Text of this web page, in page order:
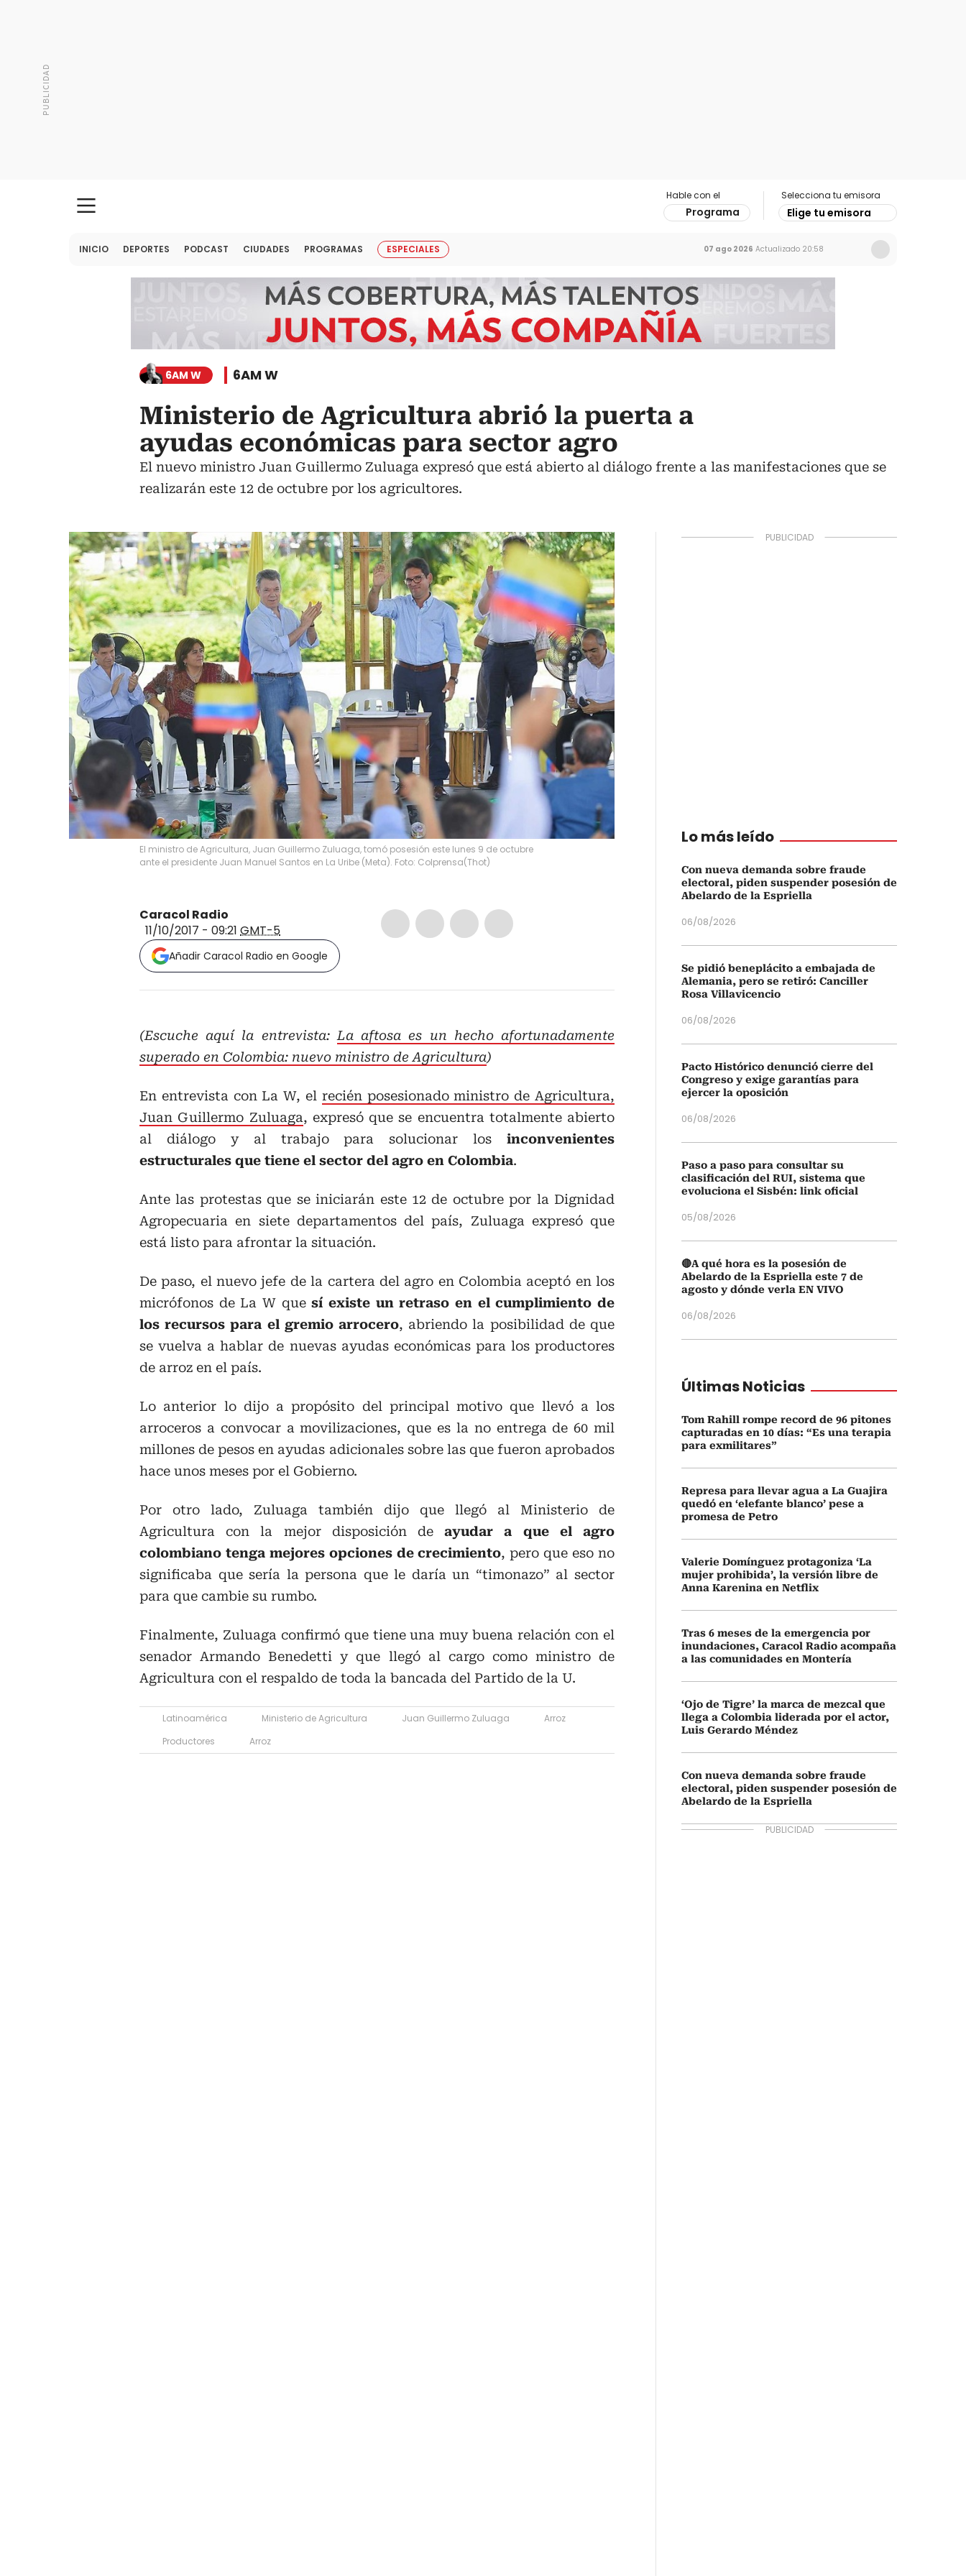
Hable con el
Programa
Selecciona tu emisora
Elige tu emisora
INICIO DEPORTES PODCAST CIUDADES PROGRAMAS ESPECIALES 07 ago 2026 Actualizado 20:58
6AM W 6AM W
Ministerio de Agricultura abrió la puerta a
ayudas económicas para sector agro
El nuevo ministro Juan Guillermo Zuluaga expresó que está abierto al diálogo frente a las manifestaciones que se
realizarán este 12 de octubre por los agricultores.
El ministro de Agricultura, Juan Guillermo Zuluaga, tomó posesión este lunes 9 de octubre
ante el presidente Juan Manuel Santos en La Uribe (Meta). Foto: Colprensa(Thot)
Caracol Radio
11/10/2017 - 09:21 GMT-5
Añadir Caracol Radio en Google
(Escuche aquí la entrevista: La aftosa es un hecho afortunadamente
superado en Colombia: nuevo ministro de Agricultura)
En entrevista con La W, el recién posesionado ministro de Agricultura,
Juan Guillermo Zuluaga, expresó que se encuentra totalmente abierto
al diálogo y al trabajo para solucionar los inconvenientes
estructurales que tiene el sector del agro en Colombia.
Ante las protestas que se iniciarán este 12 de octubre por la Dignidad
Agropecuaria en siete departamentos del país, Zuluaga expresó que
está listo para afrontar la situación.
De paso, el nuevo jefe de la cartera del agro en Colombia aceptó en los
micrófonos de La W quesí existe un retraso en el cumplimiento de
los recursos para el gremio arrocero, abriendo la posibilidad de que
se vuelva a hablar de nuevas ayudas económicas para los productores
de arroz en el país.
Lo anterior lo dijo a propósito del principal motivo que llevó a los
arroceros a convocar a movilizaciones, que es la no entrega de 60 mil
millones de pesos en ayudas adicionales sobre las que fueron aprobados
hace unos meses por el Gobierno.
Por otro lado, Zuluaga también dijo que llegó al Ministerio de
Agricultura con la mejor disposición deayudar a que el agro
colombiano tenga mejores opciones de crecimiento, pero que eso no
significaba que sería la persona que le daría un “timonazo” al sector
para que cambie su rumbo.
Finalmente, Zuluaga confirmó que tiene una muy buena relación con el
senador Armando Benedetti y que llegó al cargo como ministro de
Agricultura con el respaldo de toda la bancada del Partido de la U.
Latinoamérica Ministerio de Agricultura Juan Guillermo Zuluaga
Arroz
Productores
Arroz
Lo más leído
Con nueva demanda sobre fraude
electoral, piden suspender posesión de
Abelardo de la Espriella
06/08/2026
Se pidió beneplácito a embajada de
Alemania, pero se retiró: Canciller
Rosa Villavicencio
06/08/2026
Pacto Histórico denunció cierre del
Congreso y exige garantías para
ejercer la oposición
06/08/2026
Paso a paso para consultar su
clasificación del RUI, sistema que
evoluciona el Sisbén: link oficial
05/08/2026
🔴A qué hora es la posesión de
Abelardo de la Espriella este 7 de
agosto y dónde verla EN VIVO
06/08/2026
Últimas Noticias
Tom Rahill rompe record de 96 pitones
capturadas en 10 días: “Es una terapia
para exmilitares”
Represa para llevar agua a La Guajira
quedó en ‘elefante blanco’ pese a
promesa de Petro
Valerie Domínguez protagoniza ‘La
mujer prohibida’, la versión libre de
Anna Karenina en Netflix
Tras 6 meses de la emergencia por
inundaciones, Caracol Radio acompaña
a las comunidades en Montería
‘Ojo de Tigre’ la marca de mezcal que
llega a Colombia liderada por el actor,
Luis Gerardo Méndez
Con nueva demanda sobre fraude
electoral, piden suspender posesión de
Abelardo de la Espriella